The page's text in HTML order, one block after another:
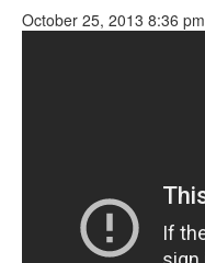
October 25, 2013 8:36 pm